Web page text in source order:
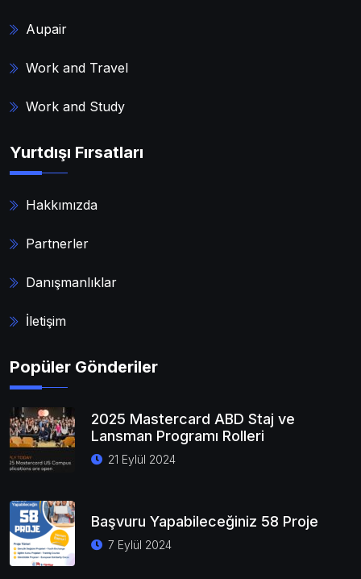
Aupair
Work and Travel
Work and Study
Yurtdışı Fırsatları
Hakkımızda
Partnerler
Danışmanlıklar
İletişim
Popüler Gönderiler
2025 Mastercard ABD Staj ve
Lansman Programı Rolleri
21 Eylül 2024
Başvuru Yapabileceğiniz 58 Proje
7 Eylül 2024